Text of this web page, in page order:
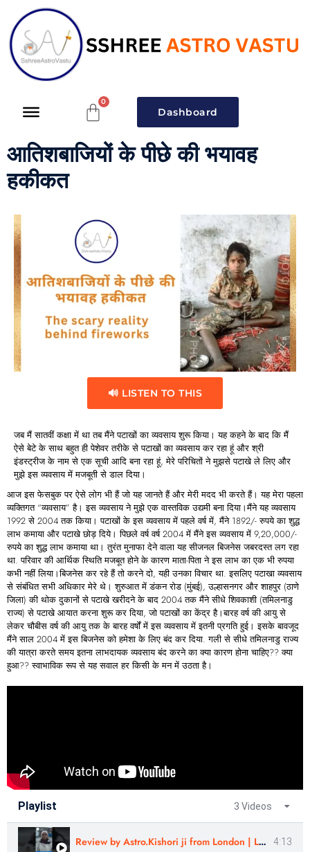
Dashboard
आतिशबाजियों के पीछे की भयावह
हकीकत
🔊 LISTEN TO THIS
जब मैं सातवीं कक्षा में था तब मैंने पटाखों का व्यवसाय शुरू किया। यह कहने के बाद कि मैं
ऐसे बेटे के साथ बहुत ही पेशेवर तरीके से पटाखों का व्यवसाय कर रहा हूं और श्री
इंडस्ट्रीज के नाम से एक सूची आदि बना रहा हूं, मेरे परिचितों ने मुझसे पटाखे ले लिए और
मुझे इस व्यवसाय में मजबूती से डाल दिया।
आज इस फेसबुक पर ऐसे लोग भी हैं जो यह जानते हैं और मेरी मदद भी करते हैं। यह मेरा पहला
व्यक्तिगत “व्यवसाय” है। इस व्यवसाय ने मुझे एक वास्तविक उद्यमी बना दिया।मैंने यह व्यवसाय
1992 से 2004 तक किया। पटाखों के इस व्यवसाय में पहले वर्ष में, मैंने 1892/- रुपये का शुद्ध
लाभ कमाया और पटाखे छोड़ दिये। पिछले वर्ष वर्ष 2004 में मैंने इस व्यवसाय में 9,20,000/-
रुपये का शुद्ध लाभ कमाया था। तुरंत मुनाफा देने वाला यह सीजनल बिजनेस जबरदस्त लग रहा
था. परिवार की आर्थिक स्थिति मजबूत होने के कारण माता-पिता ने इस लाभ का एक भी रुपया
कभी नहीं लिया।बिजनेस कर रहे हैं तो करने दो, यही उनका विचार था. इसलिए पटाखा व्यवसाय
से संबंधित सभी अधिकार मेरे थे। शुरुआत में डंकन रोड (मुंबई), उल्हासनगर और शाहपुर (ठाणे
जिला) की थोक दुकानों से पटाखे खरीदने के बाद 2004 तक मैंने सीधे शिवकाशी (तमिलनाडु
राज्य) से पटाखे आयात करना शुरू कर दिया, जो पटाखों का केंद्र है।बारह वर्ष की आयु से
लेकर चौबीस वर्ष की आयु तक के बारह वर्षों में इस व्यवसाय में इतनी प्रगति हुई। इसके बावजूद
मैंने साल 2004 में इस बिजनेस को हमेशा के लिए बंद कर दिया. गली से सीधे तमिलनाडु राज्य
की यात्रा करते समय इतना लाभदायक व्यवसाय बंद करने का क्या कारण होना चाहिए?? क्या
हुआ?? स्वाभाविक रूप से यह सवाल हर किसी के मन में उठता है।
Playlist 3 Videos
Review by Astro.Kishori ji from London | Learn Astrology 4:13